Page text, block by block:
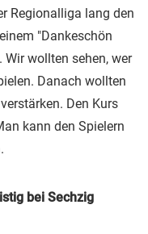
Regionalliga lang den
"Dankeschön
Wir wollten sehen, wer
Danach wollten
Den Kurs
kann den Spielern
bei Sechzig